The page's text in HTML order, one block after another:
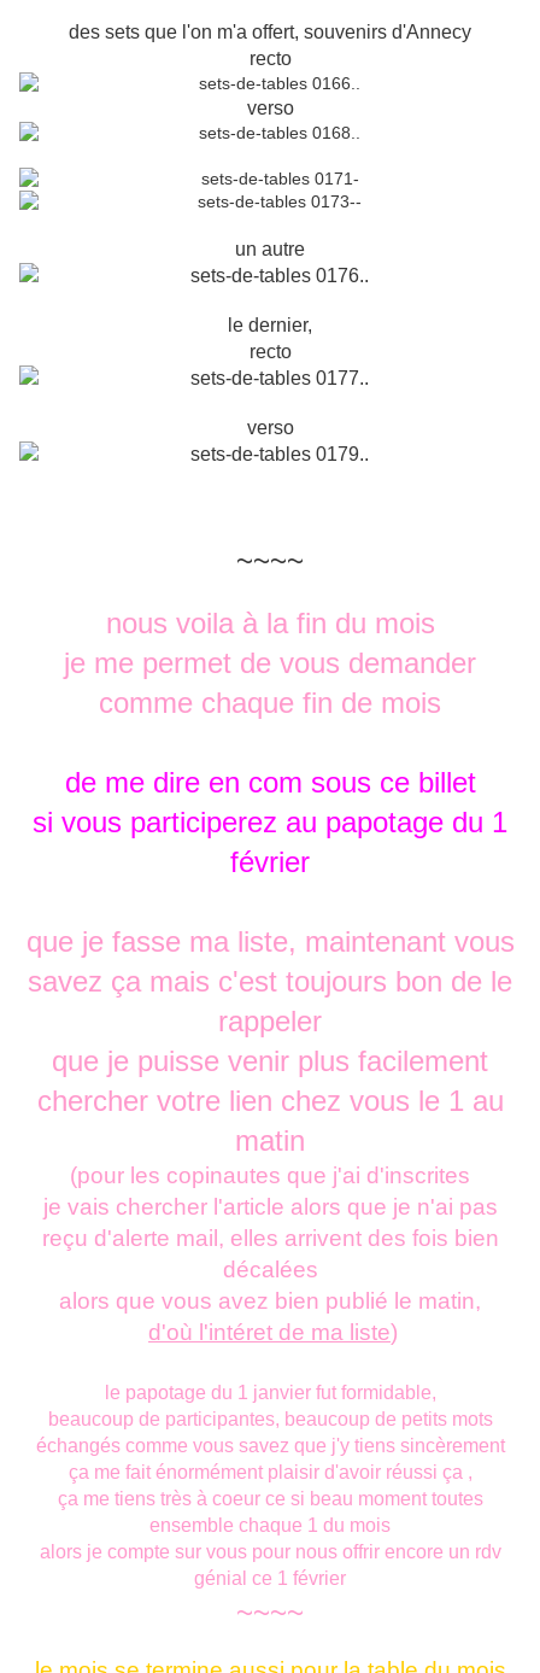
des sets que l'on m'a offert, souvenirs d'Annecy
recto
verso
un autre
le dernier,
recto
verso
~~~~
nous voila à la fin du mois
je me permet de vous demander
comme chaque fin de mois
de me dire en com sous ce billet
si vous participerez au papotage du 1
février
que je fasse ma liste, maintenant vous
savez ça mais c'est toujours bon de le
rappeler
que je puisse venir plus facilement
chercher votre lien chez vous le 1 au
matin
(pour les copinautes que j'ai d'inscrites
je vais chercher l'article alors que je n'ai pas
reçu d'alerte mail, elles arrivent des fois bien
décalées
alors que vous avez bien publié le matin,
d'où l'intéret de ma liste)
le papotage du 1 janvier fut formidable,
beaucoup de participantes, beaucoup de petits mots
échangés comme vous savez que j'y tiens sincèrement
ça me fait énormément plaisir d'avoir réussi ça ,
ça me tiens très à coeur ce si beau moment toutes
ensemble chaque 1 du mois
alors je compte sur vous pour nous offrir encore un rdv
génial ce 1 février
~~~~